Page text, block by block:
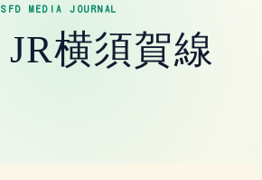
SFD MEDIA JOURNAL
JR横須賀線